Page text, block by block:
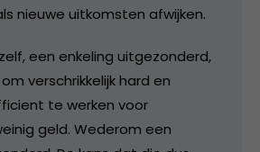
nieuwe uitkomsten afwijken.
een enkeling uitgezonderd,
verschrikkelijk hard en
te werken voor
geld. Wederom een